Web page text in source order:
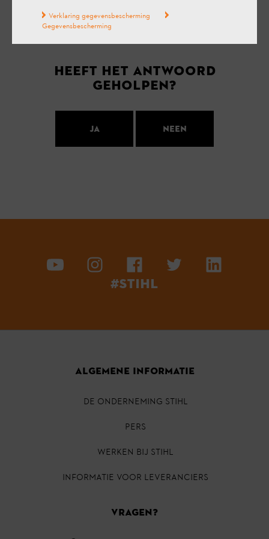
Je mening is belangrijk voor ons!
Heeft het antwoord
geholpen?
Ja Neen
#STIHL
ALGEMENE INFORMATIE
DE ONDERNEMING STIHL
PERS
Werken bij STIHL
INFORMATIE VOOR LEVERANCIERS
VRAGEN?
Verklaring gegevensbescherming
Gegevensbescherming